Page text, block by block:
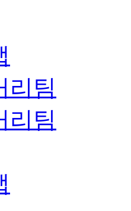
리팀
리팀